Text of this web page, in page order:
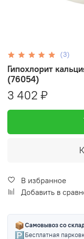
(3)
Гипохлорит
(76054)
3 402 ₽
В избранное
Добавить в
📦Самовывоз со
🅿️ Бесплатная